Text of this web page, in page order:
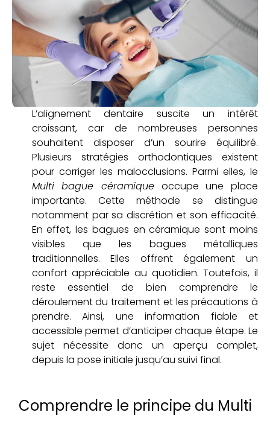
Conseils
Contact
67 Boulevard Denfert Rochereau,
38500 Voiron
04 58 17 02 92
L’alignement dentaire suscite un intérêt
croissant, car de nombreuses personnes
souhaitent disposer d’un sourire équilibré.
Plusieurs stratégies orthodontiques existent
pour corriger les malocclusions. Parmi elles, le
Multi bague céramiqueoccupe une place
importante. Cette méthode se distingue
notamment par sa discrétion et son efficacité.
En effet, les bagues en céramique sont moins
visibles que les bagues métalliques
traditionnelles. Elles offrent également un
confort appréciable au quotidien. Toutefois, il
reste essentiel de bien comprendre le
déroulement du traitement et les précautions à
prendre. Ainsi, une information fiable et
accessible permet d’anticiper chaque étape. Le
sujet nécessite donc un aperçu complet,
depuis la pose initiale jusqu’au suivi final.
Comprendre le principe du Multi